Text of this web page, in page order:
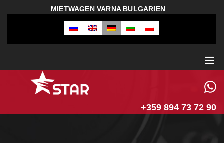
MIETWAGEN VARNA BULGARIEN
+359 894 73 72 90